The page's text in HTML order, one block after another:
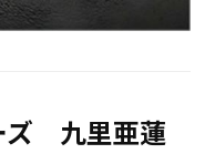
ズ 九里亜蓮